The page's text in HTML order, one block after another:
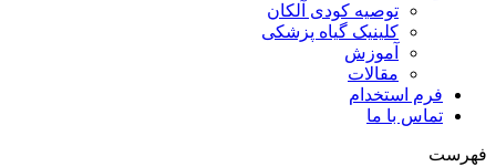
توصیه کودی آلکان
کلینیک گیاه پزشکی
آموزش
مقالات
فرم استخدام
تماس با ما
فهرست